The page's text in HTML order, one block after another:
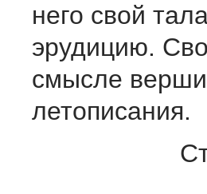
него свой
эрудицию.
смысле
летописания.